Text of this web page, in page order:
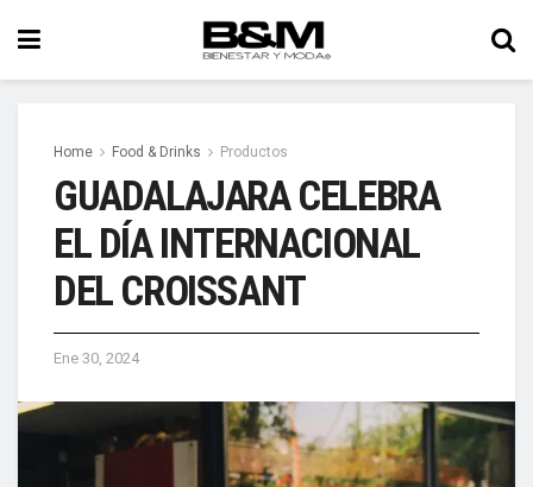
Home Food & Drinks Productos
GUADALAJARA CELEBRA
EL DÍA INTERNACIONAL
DEL CROISSANT
Ene 30, 2024